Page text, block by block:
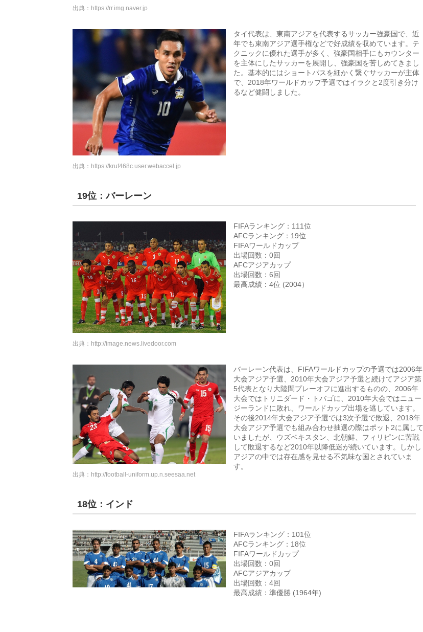
出典： https://rr.img.naver.jp
タイ代表は、東南アジアを代表するサッカー強豪国で、近
年でも東南アジア選手権などで好成績を収めています。テ
クニックに優れた選手が多く、強豪国相手にもカウンター
を主体にしたサッカーを展開し、強豪国を苦しめてきまし
た。基本的にはショートパスを細かく繋ぐサッカーが主体
で、2018年ワールドカップ予選ではイラクと2度引き分け
るなど健闘しました。
出典： https://kruf468c.user.webaccel.jp
19位：バーレーン
FIFAランキング：111位
AFCランキング：19位
FIFAワールドカップ
出場回数：0回
AFCアジアカップ
出場回数：6回
最高成績：4位 (2004）
出典： http://image.news.livedoor.com
バーレーン代表は、FIFAワールドカップの予選では2006年
大会アジア予選、2010年大会アジア予選と続けてアジア第
5代表となり大陸間プレーオフに進出するものの、2006年
大会ではトリニダード・トバゴに、2010年大会ではニュー
ジーランドに敗れ、ワールドカップ出場を逃しています。
その後2014年大会アジア予選では3次予選で敗退、2018年
大会アジア予選でも組み合わせ抽選の際はポット2に属して
いましたが、ウズベキスタン、北朝鮮、フィリピンに苦戦
して敗退するなど2010年以降低迷が続いています。しかし
アジアの中では存在感を見せる不気味な国とされていま
す。
出典： http://football-uniform.up.n.seesaa.net
18位：インド
FIFAランキング：101位
AFCランキング：18位
FIFAワールドカップ
出場回数：0回
AFCアジアカップ
出場回数：4回
最高成績：準優勝 (1964年)